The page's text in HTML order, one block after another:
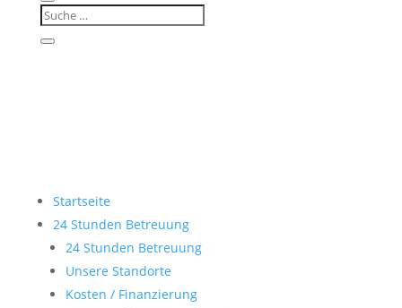
Startseite
24 Stunden Betreuung
24 Stunden Betreuung
Unsere Standorte
Kosten / Finanzierung